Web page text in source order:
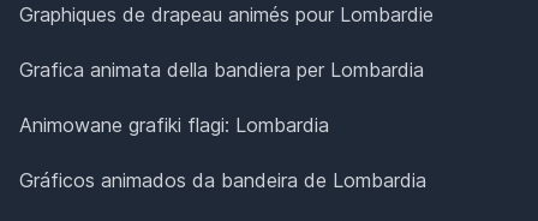
Graphiques de drapeau animés pour Lombardie
Grafica animata della bandiera per Lombardia
Animowane grafiki flagi: Lombardia
Gráficos animados da bandeira de Lombardia